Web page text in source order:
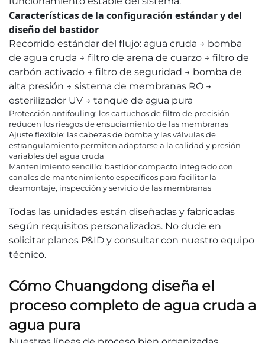
Características de la configuración estándar y del
diseño del bastidor
Recorrido estándar del flujo: agua cruda → bomba
de agua cruda → filtro de arena de cuarzo → filtro de
carbón activado → filtro de seguridad → bomba de
alta presión → sistema de membranas RO →
esterilizador UV → tanque de agua pura
Protección antifouling: los cartuchos de filtro de precisión
reducen los riesgos de ensuciamiento de las membranas
Ajuste flexible: las cabezas de bomba y las válvulas de
estrangulamiento permiten adaptarse a la calidad y presión
variables del agua cruda
Mantenimiento sencillo: bastidor compacto integrado con
canales de mantenimiento específicos para facilitar la
desmontaje, inspección y servicio de las membranas
Todas las unidades están diseñadas y fabricadas
según requisitos personalizados. No dude en
solicitar planos P&ID y consultar con nuestro equipo
técnico.
Cómo Chuangdong diseña el
proceso completo de agua cruda a
agua pura